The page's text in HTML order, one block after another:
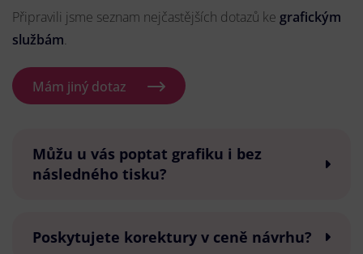
Připravili jsme seznam nejčastějších dotazů ke grafickým
službám.
Mám jiný dotaz
Můžu u vás poptat grafiku i bez
následného tisku?
Poskytujete korektury v ceně návrhu?